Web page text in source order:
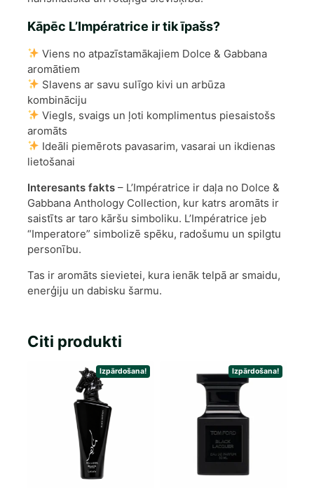
Kāpēc L’Impératrice ir tik īpašs?
Viens no atpazīstamākajiem Dolce & Gabbana
aromātiem
Slavens ar savu sulīgo kivi un arbūza
kombināciju
Viegls, svaigs un ļoti komplimentus piesaistošs
aromāts
Ideāli piemērots pavasarim, vasarai un ikdienas
lietošanai
Interesants fakts – L’Impératrice ir daļa no Dolce &
Gabbana Anthology Collection, kur katrs aromāts ir
saistīts ar taro kāršu simboliku. L’Impératrice jeb
“Imperatore” simbolizē spēku, radošumu un spilgtu
personību.
Tas ir aromāts sievietei, kura ienāk telpā ar smaidu,
enerģiju un dabisku šarmu.
Citi produkti
Izpārdošana! Izpārdošana!